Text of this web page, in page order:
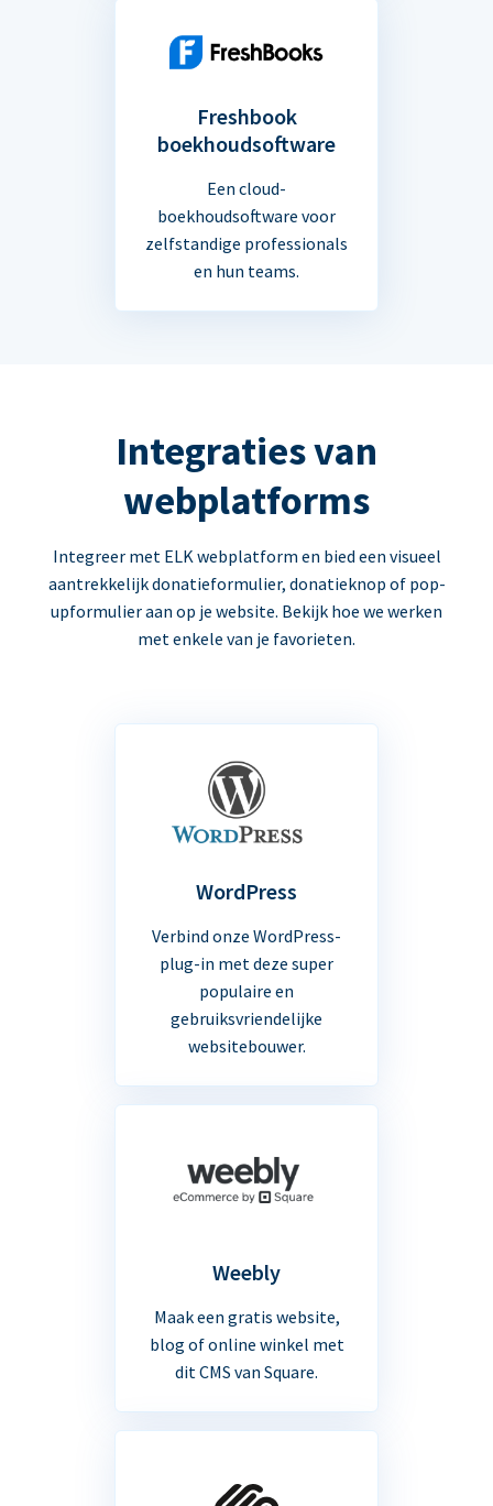
Freshbook
boekhoudsoftware
Een cloud-
boekhoudsoftware voor
zelfstandige professionals
en hun teams.
Integraties van
webplatforms
Integreer met ELK webplatform en bied een visueel
aantrekkelijk donatieformulier, donatieknop of pop-
upformulier aan op je website. Bekijk hoe we werken
met enkele van je favorieten.
WordPress
Verbind onze WordPress-
plug-in met deze super
populaire en
gebruiksvriendelijke
websitebouwer.
Weebly
Maak een gratis website,
blog of online winkel met
dit CMS van Square.